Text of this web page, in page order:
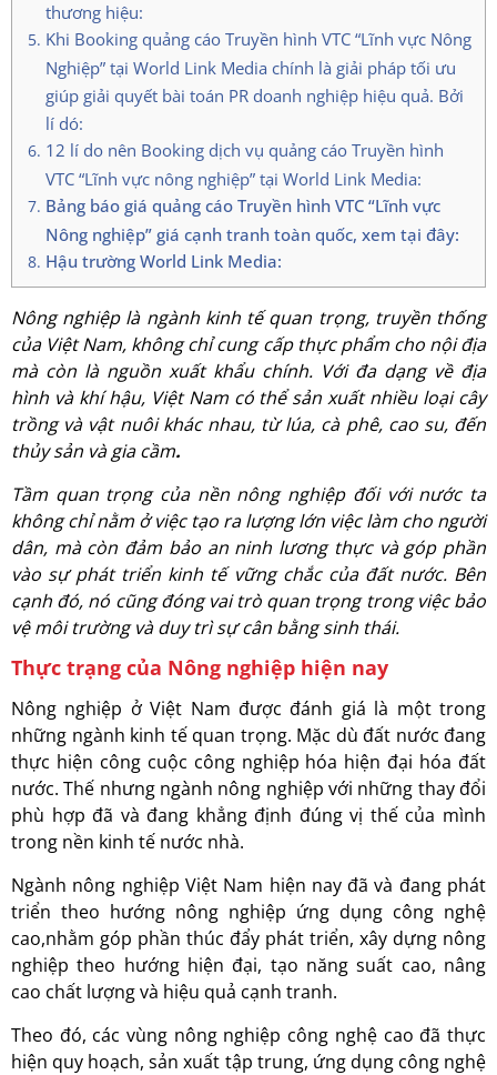
thương hiệu:
Khi Booking quảng cáo Truyền hình VTC “Lĩnh vực Nông
Nghiệp” tại World Link Media chính là giải pháp tối ưu
giúp giải quyết bài toán PR doanh nghiệp hiệu quả. Bởi
lí dó:
12 lí do nên Booking dịch vụ quảng cáo Truyền hình
VTC “Lĩnh vực nông nghiệp” tại World Link Media:
Bảng báo giá quảng cáo Truyền hình VTC “Lĩnh vực
Nông nghiệp” giá cạnh tranh toàn quốc, xem tại đây:
Hậu trường World Link Media:
Nông nghiệp là ngành kinh tế quan trọng, truyền thống
của Việt Nam, không chỉ cung cấp thực phẩm cho nội địa
mà còn là nguồn xuất khẩu chính. Với đa dạng về địa
hình và khí hậu, Việt Nam có thể sản xuất nhiều loại cây
trồng và vật nuôi khác nhau, từ lúa, cà phê, cao su, đến
thủy sản và gia cầm.
Tầm quan trọng của nền nông nghiệp đối với nước ta
không chỉ nằm ở việc tạo ra lượng lớn việc làm cho người
dân, mà còn đảm bảo an ninh lương thực và góp phần
vào sự phát triển kinh tế vững chắc của đất nước. Bên
cạnh đó, nó cũng đóng vai trò quan trọng trong việc bảo
vệ môi trường và duy trì sự cân bằng sinh thái.
Thực trạng của Nông nghiệp hiện nay
Nông nghiệp ở Việt Nam được đánh giá là một trong
những ngành kinh tế quan trọng. Mặc dù đất nước đang
thực hiện công cuộc công nghiệp hóa hiện đại hóa đất
nước. Thế nhưng ngành nông nghiệp với những thay đổi
phù hợp đã và đang khẳng định đúng vị thế của mình
trong nền kinh tế nước nhà.
Ngành nông nghiệp Việt Nam hiện nay đã và đang phát
triển theo hướng nông nghiệp ứng dụng công nghệ
cao,nhằm góp phần thúc đẩy phát triển, xây dựng nông
nghiệp theo hướng hiện đại, tạo năng suất cao, nâng
cao chất lượng và hiệu quả cạnh tranh.
Theo đó, các vùng nông nghiệp công nghệ cao đã thực
hiện quy hoạch, sản xuất tập trung, ứng dụng công nghệ